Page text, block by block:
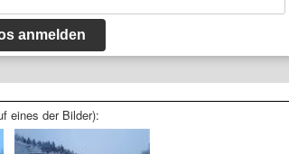
anmelden
eines der Bilder):